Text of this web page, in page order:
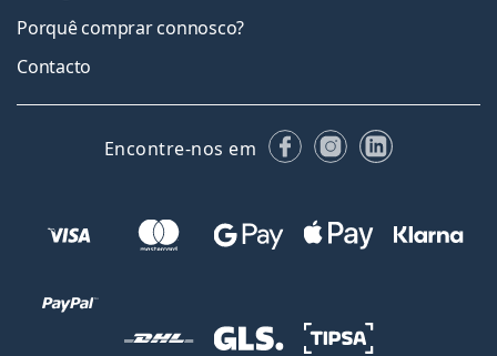
Porquê comprar connosco?
Contacto
Encontre-nos em FacebookInstagram
LinkedIn